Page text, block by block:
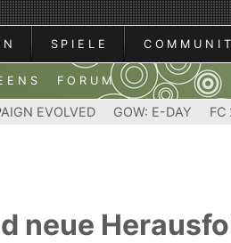
SPIELE
FORUM
EVOLVED GOW: E-DAY FC
neue